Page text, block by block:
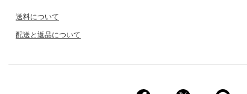
送料について
配送と返品について